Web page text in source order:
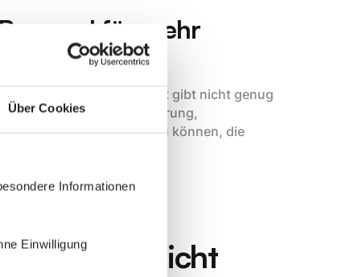
Über Cookies
Informationen
Einwilligung
für mehr
und der Arbeitsmarkt gibt nicht genug
— Antragsklassifizierung,
konzentrieren zu können, die
Problem nicht